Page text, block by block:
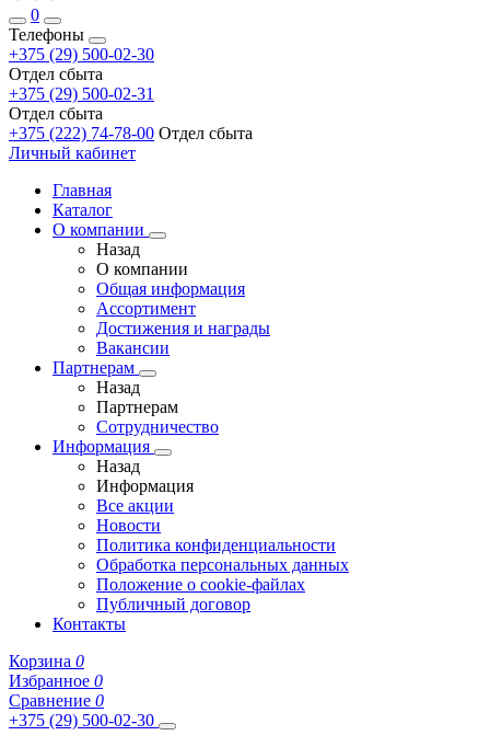
0
Телефоны
+375 (29) 500-02-30
Отдел сбыта
+375 (29) 500-02-31
Отдел сбыта
+375 (222) 74-78-00 Отдел сбыта
Личный кабинет
Главная
Каталог
О компании
Назад
О компании
Общая информация
Ассортимент
Достижения и награды
Вакансии
Партнерам
Назад
Партнерам
Сотрудничество
Информация
Назад
Информация
Все акции
Новости
Политика конфиденциальности
Обработка персональных данных
Положение о cookie-файлах
Публичный договор
Контакты
Корзина 0
Избранное 0
Сравнение 0
+375 (29) 500-02-30